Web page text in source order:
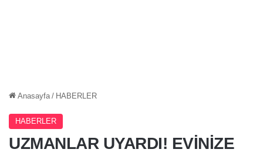
Anasayfa / HABERLER
HABERLER
UZMANLAR UYARDI! EVİNİZE